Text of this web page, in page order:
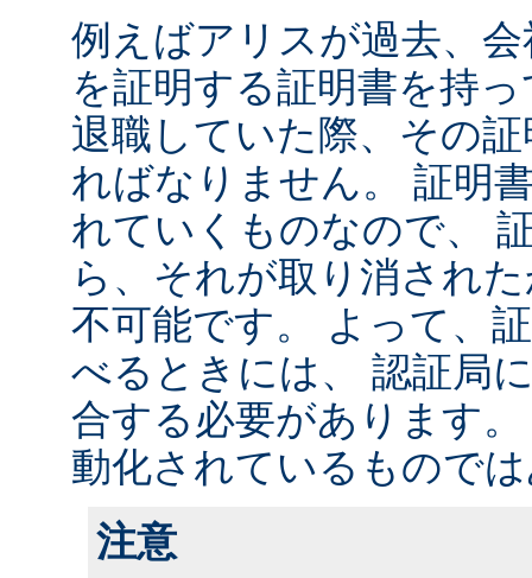
例えばアリスが過去、
を証明する証明書を持
退職していた際、その
ればなりません。 証明
れていくものなので、
ら、それが取り消され
不可能です。 よって、
べるときには、 認証局
合する必要があります
動化されているもので
注意